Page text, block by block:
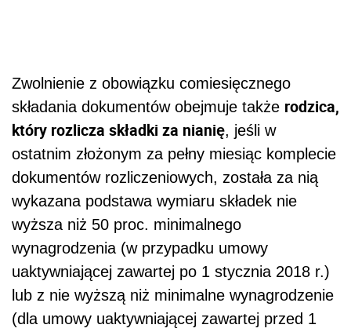
Zwolnienie z obowiązku comiesięcznego
składania dokumentów obejmuje także rodzica,
który rozlicza składki za nianię, jeśli w
ostatnim złożonym za pełny miesiąc komplecie
dokumentów rozliczeniowych, została za nią
wykazana podstawa wymiaru składek nie
wyższa niż 50 proc. minimalnego
wynagrodzenia (w przypadku umowy
uaktywniającej zawartej po 1 stycznia 2018 r.)
lub z nie wyższą niż minimalne wynagrodzenie
(dla umowy uaktywniającej zawartej przed 1